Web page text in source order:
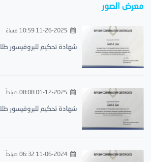
معرض الصور
11-26-2025 10:59 مساءً
شهادة تحكيم للبروفيسور
01-12-2025 08:08 صباحاً
شهادة تحكيم للبروفيسور
11-06-2024 06:32 صباحاً